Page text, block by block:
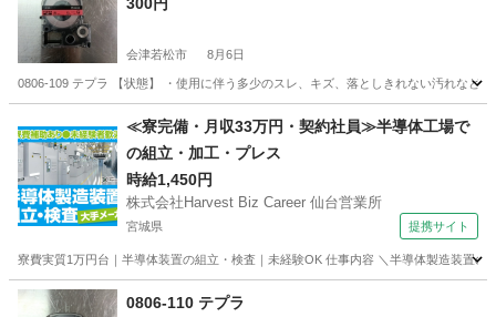
会津若松市 8月6日
0806-109 テプラ 【状態】 ・使用に伴う多少のスレ、キズ、落としきれない汚れな
OA用品 テプラ
≪寮完備・月収33万円・契約社員≫半導体工場で
の組立・加工・プレス
時給1,450円
株式会社Harvest Biz Career 仙台営業所
宮城県 提携サイト
寮費実質1万円台｜半導体装置の組立・検査｜未経験OK 仕事内容 ＼半導体製造装置
宮城 その他
0806-110 テプラ